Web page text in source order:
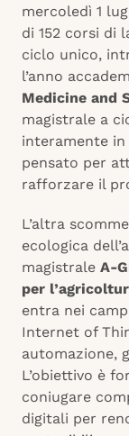
mercoledì 1
di 152 corsi di
ciclo unico,
l’anno
Medicine and
magistrale a
interamente in
pensato per
rafforzare il
L’altra
ecologica
magistrale A-
per
entra nei
Internet of
automazione,
L’obiettivo è
coniugare
digitali per